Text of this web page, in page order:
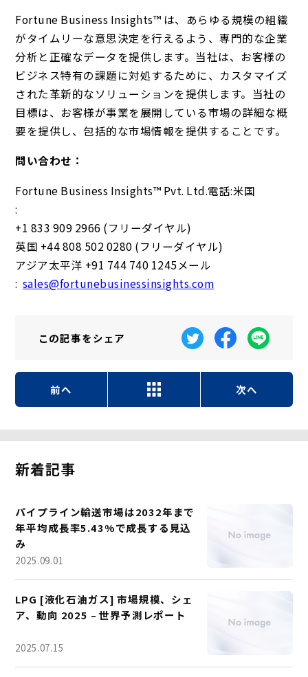
Fortune Business Insights™ は、あらゆる規模の組織
がタイムリーな意思決定を行えるよう、専門的な企業
分析と正確なデータを提供します。当社は、お客様の
ビジネス特有の課題に対処するために、カスタマイズ
された革新的なソリューションを提供します。当社の
目標は、お客様が事業を展開している市場の詳細な概
要を提供し、包括的な市場情報を提供することです。
問い合わせ：
Fortune Business Insights™ Pvt. Ltd.電話:米国
:
+1 833 909 2966 (フリーダイヤル)
英国 +44 808 502 0280 (フリーダイヤル)
アジア太平洋 +91 744 740 1245メール
: sales@fortunebusinessinsights.com
この記事をシェア
前へ 次へ
新着記事
パイプライン輸送市場は2032年まで
年平均成長率5.43%で成長する見込
み
2025.09.01
LPG [液化石油ガス] 市場規模、シェ
ア、動向 2025 – 世界予測レポート
2025.07.15